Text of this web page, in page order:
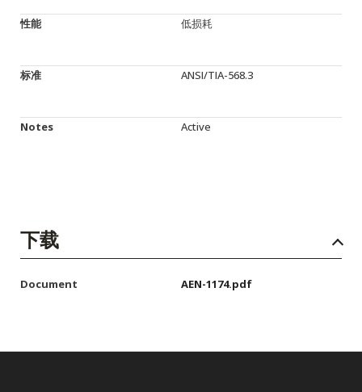
性能 低损耗
标准 ANSI/TIA-568.3
Notes Active
下载
Document AEN-1174.pdf